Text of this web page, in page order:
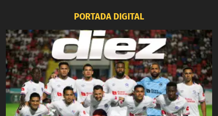
PORTADA DIGITAL